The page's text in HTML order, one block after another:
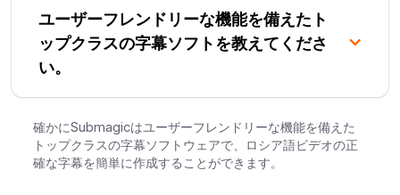
ユーザーフレンドリーな機能を備えたト
ップクラスの字幕ソフトを教えてくださ
い。
確かにSubmagicはユーザーフレンドリーな機能を備えた
トップクラスの字幕ソフトウェアで、ロシア語ビデオの正
確な字幕を簡単に作成することができます。